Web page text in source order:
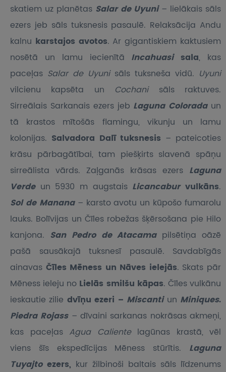
skatiem uz planētas Salar de Uyuni– lielākais sāls
ezers jeb sāls tuksnesis pasaulē. Relaksācija Andu
kalnu karstajos avotos. Ar gigantiskiem kaktusiem
nosētā un lamu iecienītā Incahuasisala, kas
paceļas Salar de Uyuni sāls tuksneša vidū. Uyuni
vilcienu kapsēta un Cochani sāls raktuves.
Sirreālais Sarkanais ezers jeb Laguna Colorada un
tā krastos mītošās flamingu, vikunju un lamu
kolonijas. Salvadora Dalī tuksnesis – pateicoties
krāsu pārbagātībai, tam piešķirts slavenā spāņu
sirreālista vārds. Zaļganās krāsas ezers Laguna
Verde un 5930 m augstais Licancaburvulkāns.
Sol de Manana – karsto avotu un kūpošo fumarolu
lauks. Bolīvijas un Čīles robežas šķērsošana pie Hilo
kanjona. San Pedro de Atacama pilsētiņa oāzē
pašā sausākajā tuksnesī pasaulē. Savdabīgās
ainavas Čīles Mēness un Nāves ielejās. Skats pār
Mēness ieleju no Lielās smilšu kāpas. Čīles vulkānu
ieskautie zilie dvīņu ezeri – Miscanti un Miniques.
Piedra Rojass – dīvaini sarkanas nokrāsas akmeņi,
kas paceļas Agua Caliente lagūnas krastā, vēl
viens šīs ekspedīcijas Mēness stūrītis. Laguna
Tuyajto ezers, kur žilbinoši baltais sāls līdzenums